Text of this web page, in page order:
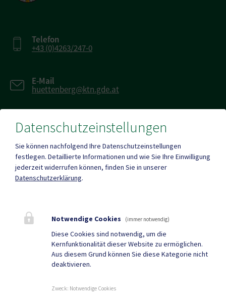
Telefon
+43 (0)4263/247-0
E-Mail
huettenberg@ktn.gde.at
Fax
+43 (0)4263/784
Quicklinks
Tourismus
Gemeindezeitung
Datenschutzeinstellungen
Sie können nachfolgend Ihre Datenschutzeinstellungen
festlegen. Detaillierte Informationen und wie Sie Ihre Einwilligung
jederzeit widerrufen können, finden Sie in unserer
Datenschutzerklärung.
Notwendige Cookies (immer notwendig)
Diese Cookies sind notwendig, um die
Kernfunktionalität dieser Website zu ermöglichen.
Aus diesem Grund können Sie diese Kategorie nicht
deaktivieren.
Zweck: Notwendige Cookies